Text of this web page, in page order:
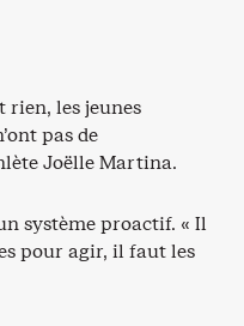
rien, les jeunes
pas de
Joëlle Martina.
système proactif. « Il
pour agir, il faut les